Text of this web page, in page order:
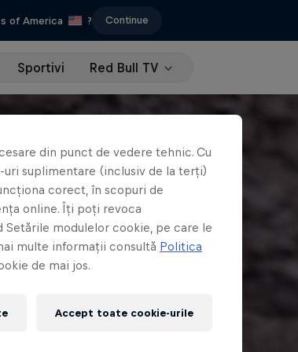
of America ? Continue
Sportivi Red Bull TV
din punct de vedere tehnic. Cu
suplimentare (inclusiv de la terți)
corect, în scopuri de
online. Îți poți revoca
modulelor cookie, pe care le
multe informații consultă Politica
de mai jos.
Accept toate cookie-urile